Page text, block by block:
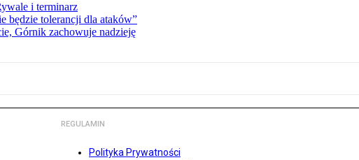
i terminarz
będzie tolerancji dla ataków”
Górnik zachowuje nadzieję
REGULAMIN
Polityka Prywatności